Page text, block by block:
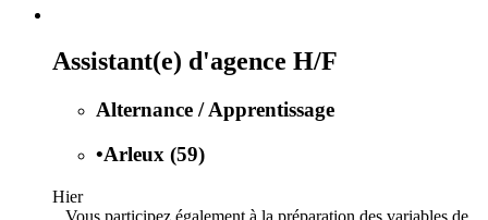
Assistant(e) d'agence H/F
Alternance / Apprentissage
•Arleux (59)
Hier
...Vous participez également à la préparation des variables de